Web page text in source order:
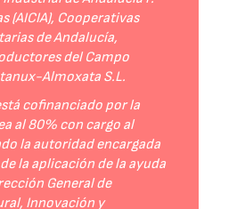
(AICIA), Cooperativas
de Andalucía,
del Campo
Almoxata S.L.
cofinanciado por la
al 80% con cargo al
la autoridad encargada
la aplicación de la ayuda
General de
Innovación y